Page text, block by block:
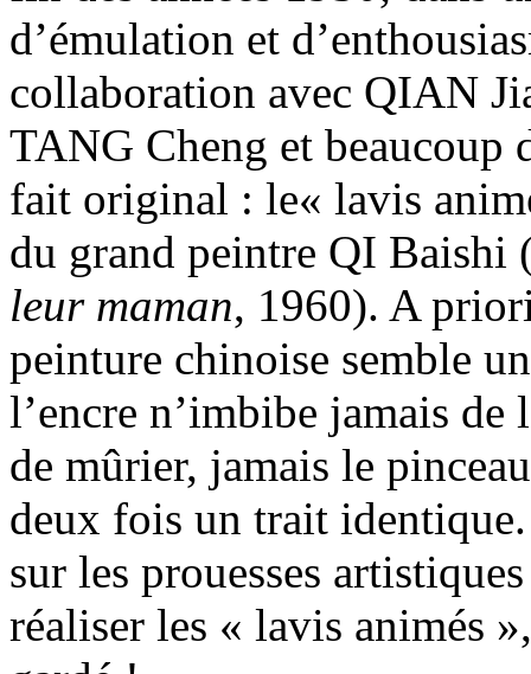
d’émulation et
collaboration avec QIAN
TANG Cheng et beaucoup
fait original : le« lavis
du grand peintre QI Baishi
leur maman, 1960). A
peinture chinoise semble
l’encre n’imbibe jamais
de mûrier, jamais le
deux fois un trait
sur les prouesses
réaliser les « lavis animés